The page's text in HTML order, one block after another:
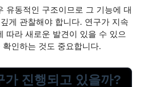
유동적인 구조이므로 그 기능에 대
게 관찰해야 합니다. 연구가 지속
따라 새로운 발견이 있을 수 있으
인하는 것도 중요합니다.
가 진행되고 있을까?